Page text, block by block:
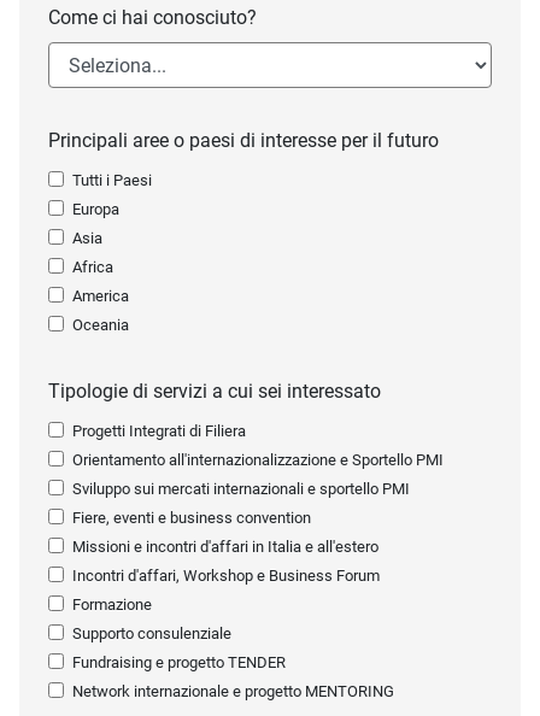
Come ci hai conosciuto?
Principali aree o paesi di interesse per il futuro
Tutti i Paesi
Europa
Asia
Africa
America
Oceania
Tipologie di servizi a cui sei interessato
Progetti Integrati di Filiera
Orientamento all'internazionalizzazione e Sportello PMI
Sviluppo sui mercati internazionali e sportello PMI
Fiere, eventi e business convention
Missioni e incontri d'affari in Italia e all'estero
Incontri d'affari, Workshop e Business Forum
Formazione
Supporto consulenziale
Fundraising e progetto TENDER
Network internazionale e progetto MENTORING